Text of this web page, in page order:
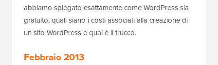
abbiamo spiegato esattamente come WordPress sia
gratuito, quali siano i costi associati alla creazione di
un sito WordPress e qual è il trucco.
Febbraio 2013